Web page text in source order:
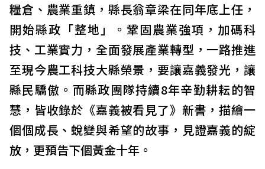
糧倉、農業重鎮，縣長翁章梁在同年底上任，
開始縣政「整地」。鞏固農業強項，加碼科
技、工業實力，全面發展產業轉型，一路推進
至現今農工科技大縣榮景，要讓嘉義發光，讓
縣民驕傲。而縣政團隊持續8年辛勤耕耘的智
慧，皆收錄於《嘉義被看見了》新書，描繪一
個個成長、蛻變與希望的故事，見證嘉義的綻
放，更預告下個黃金十年。